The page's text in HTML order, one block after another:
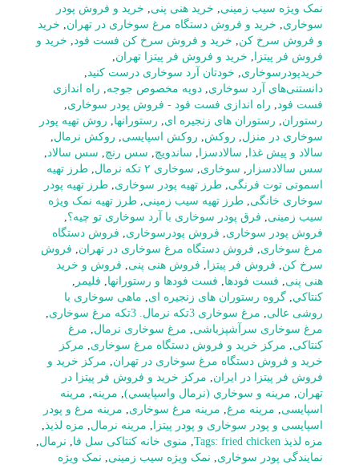
نمک ویژه سیب زمینی, خرید هنی پنی, خرید و فروش پودر
سوخاری, خرید و فروش دستگاه مرغ سوخاری در تهران, خرید
و فروش سرخ کن, خرید و فروش سرخ کن فست فود, خرید و
فروش فر پیتزا , خرید و فروش فر پیتزا تهران,
خریدپودرسوخاری, خودتان آرد سوخاری درست کنید,
دانستنی‌های آرد سوخاری, دویه مخصوص جوجه, راه اندازی
فست فود, راه اندازی فست فود - فروش پودر سوخاری,
رستوران, رستوران های زنجیره ای, رستورانها, روش تهیه پودر
سوخاری در منزل, روکش, روکش اسپایسی, روکش نرمال,
سالاد و پیش غذا , سالادسزا , ساندویچ, سس رنچ, سس سالاد,
سس سالادسزار , سوخاری, سوخاری ۲ تکه نرمال , طرز تهیه
اسموتی توت فرنگی, طرز تهیه پودر سوخاری, طرز تهیه پودر
سوخاری خانگی, طرز تهیه سیب زمینی, طرز تهیه نمک ویژه
سیب زمینی, فرق پودر سوخاری با آرد سوخاری تو چیه؟,
فروش پودر سوخاری, فروش پودرسوخاری, فروش دستگاه
مرغ سوخاری, فروش دستگاه مرغ سوخاری در تهران, فروش
سرخ کن, فروش فر پیتزا , فروش هنی پنی, فروش و خرید
هنی پنی, فست فودها, فست فودها و رستورانها, فلیمر ,
كنتاكي, گروه رستوران های زنجیره ای, ماهی سوخاری با
روشی عالی, مرغ سوخاری 3تکه نرمال. 3تکه مرغ سوخاری
,
مرغ سوخاری سرآشپزباشی, مرغ سوخاری نرمال, مرغ
کنتاکی, مرکز خرید و فروش دستگاه مرغ سوخاری, مرکز
خرید و فروش دستگاه مرغ سوخاری در تهران, مرکز خرید و
فروش فر پیتزا در ایران, مرکز خرید و فروش فر پیتزا در
تهران, مرينه و سوخاري (نرمال واسپايسي), مرینه, مرینه
اسپایسی, مرینه مرغ, مرینه مرغ سوخاری, مرینه مرغ و پودر
اسپایسی و پودر سوخاری و پودر پیتزا , مرینه نرمال, مزه لذیذ,
مزه لذیذ Tags: fried chicken
, منوی خانه کنتاکی سل فا, نرمال,
نمایندگی پودر سوخاری, نمک ویژه سیب زمینی, نمک ویژه